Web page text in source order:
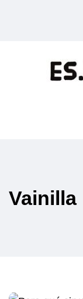
Vainilla